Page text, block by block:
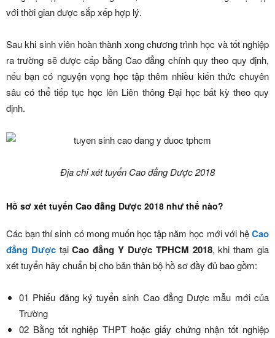
với thời gian được sắp xếp hợp lý.
Sau khi sinh viên hoàn thành xong chương trình học và tốt nghiệp
ra trường sẽ được cấp bằng Cao đẳng chính quy theo quy định,
nếu bạn có nguyện vọng học tập thêm nhiều kiến thức chuyên
sâu có thể tiếp tục học lên Liên thông Đại học bất kỳ theo quy
định.
Địa chỉ xét tuyển Cao đẳng Dược 2018
Hồ sơ xét tuyển Cao đẳng Dược 2018 như thế nào?
Các bạn thí sinh có mong muốn học tập năm học mới với hệCao
đẳng DượctạiCao đẳng Y Dược TPHCM 2018, khi tham gia
xét tuyển hãy chuẩn bị cho bản thân bộ hồ sơ đầy đủ bao gồm:
01 Phiếu đăng ký tuyển sinh Cao đẳng Dược mẫu mới của
Trường
02 Bằng tốt nghiệp THPT hoặc giấy chứng nhận tốt nghiệp